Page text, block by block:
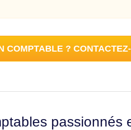
COMPTABLE ?
passionnés